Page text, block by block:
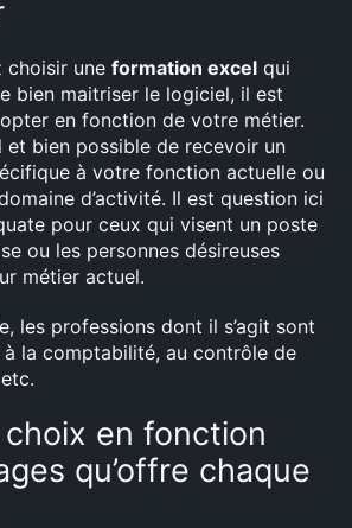
choisir une formation excel qui
bien maitriser le logiciel, il est
en fonction de votre métier.
et bien possible de recevoir un
à votre fonction actuelle ou
d’activité. Il est question ici
pour ceux qui visent un poste
ou les personnes désireuses
métier actuel.
les professions dont il s’agit sont
la comptabilité, au contrôle de
choix en fonction
qu’offre chaque